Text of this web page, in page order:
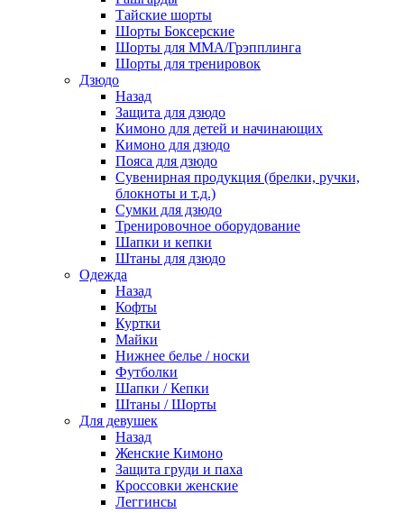
Тайские шорты
Шорты Боксерские
Шорты для ММА/Грэпплинга
Шорты для тренировок
Дзюдо
Назад
Защита для дзюдо
Кимоно для детей и начинающих
Кимоно для дзюдо
Пояса для дзюдо
Сувенирная продукция (брелки, ручки,
блокноты и т.д.)
Сумки для дзюдо
Тренировочное оборудование
Шапки и кепки
Штаны для дзюдо
Одежда
Назад
Кофты
Куртки
Майки
Нижнее белье / носки
Футболки
Шапки / Кепки
Штаны / Шорты
Для девушек
Назад
Женские Кимоно
Защита груди и паха
Кроссовки женские
Леггинсы